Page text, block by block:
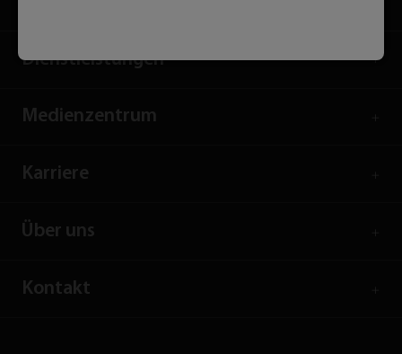
Dienstleistungen
Medienzentrum
Karriere
Über uns
Kontakt